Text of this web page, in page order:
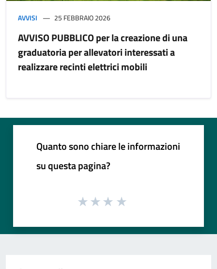
AVVISI 25 FEBBRAIO 2026
AVVISO PUBBLICO per la creazione di una
graduatoria per allevatori interessati a
realizzare recinti elettrici mobili
Quanto sono chiare le informazioni
su questa pagina?